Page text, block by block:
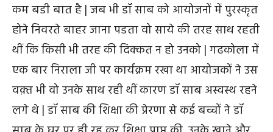
कम बडी बात है | जब भी डॉ साब को आयोजनों में पुरस्कृत
होने निवरते बाहर जाना पडता वो साये की तरह साथ रहती
थीं कि किसी भी तरह की दिक्कत न हो उनको | गढकोला में
एक बार निराला जी पर कार्यक्रम रखा था आयोजकों ने उस
वक़्त भी वो उनके साथ रही थीं कारण डॉ साब अस्वस्थ रहने
लगे थे | डॉ साब की शिक्षा की प्रेरणा से कई बच्चों ने डॉ